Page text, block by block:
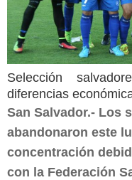
Selección
diferencias
San Salvador.- Los
abandonaron este
concentración
con la Federación